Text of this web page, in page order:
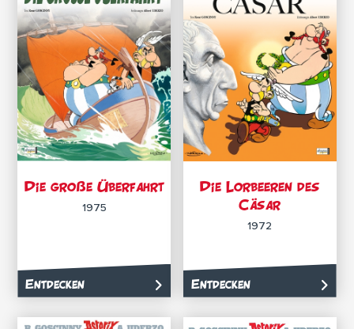
Die große Überfahrt
1975
Entdecken
Die Lorbeeren des
Cäsar
1972
Entdecken